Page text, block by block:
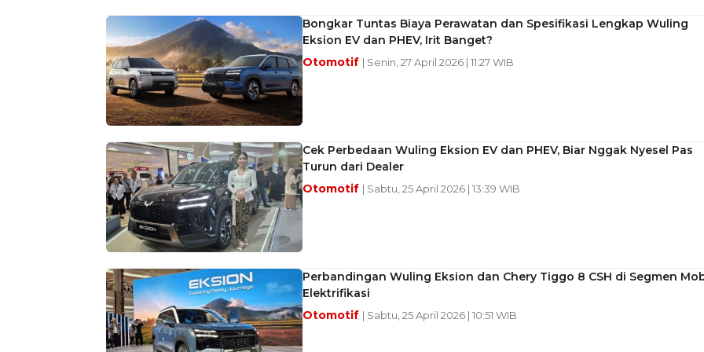
Bongkar Tuntas Biaya Perawatan dan Spesifikasi Lengkap Wuling
Eksion EV dan PHEV, Irit Banget?
Otomotif | Senin, 27 April 2026 | 11:27 WIB
Cek Perbedaan Wuling Eksion EV dan PHEV, Biar Nggak Nyesel Pas
Turun dari Dealer
Otomotif | Sabtu, 25 April 2026 | 13:39 WIB
Perbandingan Wuling Eksion dan Chery Tiggo 8 CSH di Segmen
Elektrifikasi
Otomotif | Sabtu, 25 April 2026 | 10:51 WIB